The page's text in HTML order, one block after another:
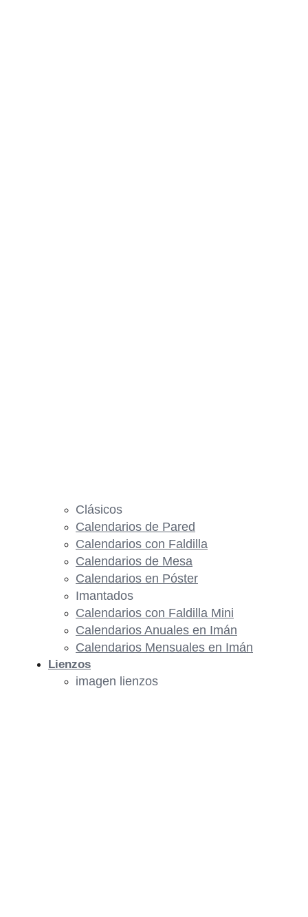
Clásicos
Calendarios de Pared
Calendarios con Faldilla
Calendarios de Mesa
Calendarios en Póster
Imantados
Calendarios con Faldilla Mini
Calendarios Anuales en Imán
Calendarios Mensuales en Imán
Lienzos
imagen lienzos